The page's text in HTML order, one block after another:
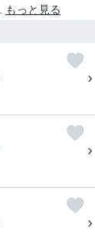
もっと見る